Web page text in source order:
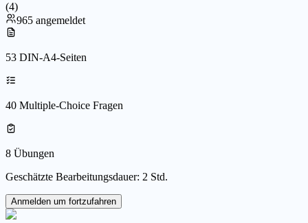
(4)
965 angemeldet
53 DIN-A4-Seiten
40 Multiple-Choice Fragen
8 Übungen
Geschätzte Bearbeitungsdauer: 2 Std.
Anmelden um fortzufahren